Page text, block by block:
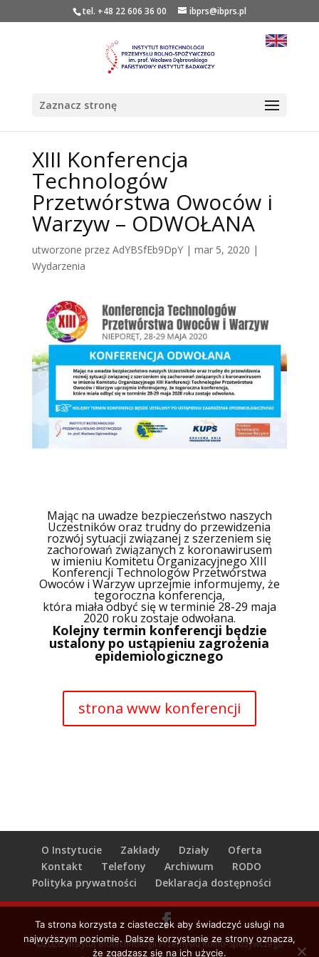
tel. +48 22 606 36 00 ibprs@ibprs.pl
Zaznacz stronę
XIII Konferencja
Technologów
Przetwórstwa Owoców i
Warzyw – ODWOŁANA
utworzone przez AdYBSfEb9DpY| mar 5, 2020 |
Wydarzenia
Mając na uwadze bezpieczeństwo naszych
Uczestników oraz trudny do przewidzenia
rozwój sytuacji związanej z szerzeniem się
zachorowań związanych z koronawirusem
w imieniu Komitetu Organizacyjnego XIII
Konferencji Technologów Przetwórstwa
Owoców i Warzyw uprzejmie informujemy, że
tegoroczna konferencja,
która miała odbyć się w terminie 28-29 maja
2020 roku zostaje odwołana.
Kolejny termin konferencji będzie
ustalony po ustąpieniu zagrożenia
epidemiologicznego
strona www konferencji
O Instytucie Zakłady Działy
Oferta
Kontakt
Telefony Archiwum
RODO
Polityka prywatności
Deklaracja dostępności
©2026. Instytut Biotechnologii Przemysłu Rolno-Spożywczego
Ta strona korzysta z ciasteczek aby świadczyć usługi na
najwyższym poziomie. Dalsze korzystanie ze strony oznacza,
że zgadzasz się na ich użycie.